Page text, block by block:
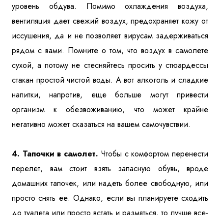
уровень обдува. Помимо охлаждения воздуха,
вентиляция дает свежий воздух, предохраняет кожу от
иссушения, да и не позволяет вирусам задерживаться
рядом с вами. Помните о том, что воздух в самолете
сухой, а потому не стесняйтесь просить у стюардессы
стакан простой чистой воды. А вот алкоголь и сладкие
напитки, напротив, еще больше могут привести
организм к обезвоживанию, что может крайне
негативно может сказаться на вашем самочувствии.
4. Тапочки в самолет. Чтобы с комфортом перенести
перелет, вам стоит взять запасную обувь, вроде
домашних тапочек, или надеть более свободную, или
просто снять ее. Однако, если вы планируете сходить